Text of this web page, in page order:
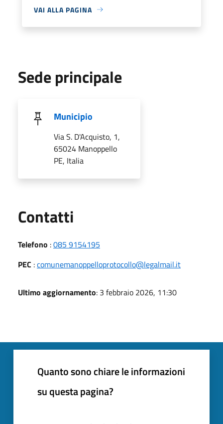
VAI ALLA PAGINA
Sede principale
Municipio
Via S. D'Acquisto, 1,
65024 Manoppello
PE, Italia
Contatti
Telefono :085 9154195
PEC :comunemanoppelloprotocollo@legalmail.it
Ultimo aggiornamento: 3 febbraio 2026, 11:30
Quanto sono chiare le informazioni
su questa pagina?